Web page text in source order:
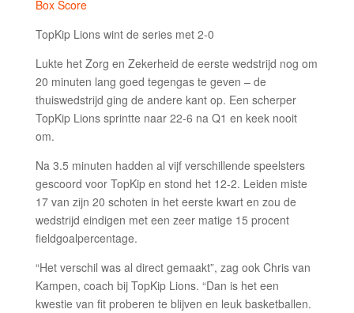
Box Score
TopKip Lions wint de series met 2-0
Lukte het Zorg en Zekerheid de eerste wedstrijd nog om
20 minuten lang goed tegengas te geven – de
thuiswedstrijd ging de andere kant op. Een scherper
TopKip Lions sprintte naar 22-6 na Q1 en keek nooit
om.
Na 3.5 minuten hadden al vijf verschillende speelsters
gescoord voor TopKip en stond het 12-2. Leiden miste
17 van zijn 20 schoten in het eerste kwart en zou de
wedstrijd eindigen met een zeer matige 15 procent
fieldgoalpercentage.
“Het verschil was al direct gemaakt”, zag ook Chris van
Kampen, coach bij TopKip Lions. “Dan is het een
kwestie van fit proberen te blijven en leuk basketballen.